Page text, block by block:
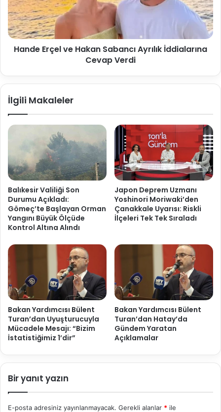
Hande Erçel ve Hakan Sabancı Ayrılık İddialarına
Cevap Verdi
İlgili Makaleler
Balıkesir Valiliği Son
Durumu Açıkladı:
Gömeç’te Başlayan Orman
Yangını Büyük Ölçüde
Kontrol Altına Alındı
Japon Deprem Uzmanı
Yoshinori Moriwaki’den
Çanakkale Uyarısı: Riskli
İlçeleri Tek Tek Sıraladı
Bakan Yardımcısı Bülent
Turan’dan Uyuşturucuyla
Mücadele Mesajı: “Bizim
İstatistiğimiz 1’dir”
Bakan Yardımcısı Bülent
Turan’dan Hatay’da
Gündem Yaratan
Açıklamalar
Bir yanıt yazın
E-posta adresiniz yayınlanmayacak. Gerekli alanlar * ile